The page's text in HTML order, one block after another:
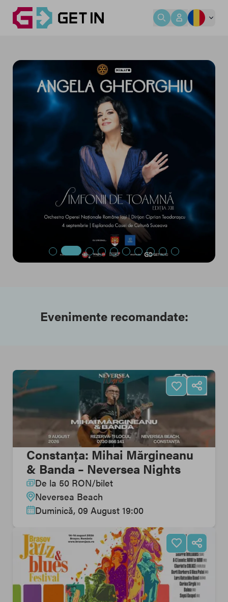
Evenimente recomandate:
Constanța: Mihai Mărgineanu
& Banda – Neversea Nights
De la 50 RON/bilet
Neversea Beach
Duminică, 09 August 19:00